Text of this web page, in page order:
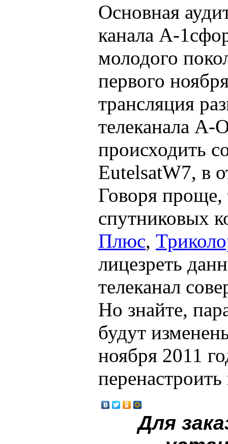
Основная
канала А-
молодого
первого
трансляция
телеканала A-
происходить
EutelsatW7, в
Говоря проще,
спутниковых
Плюс,
лицезреть
телеканал
Но знайте,
будут
ноября 2011
перенастроить
Для